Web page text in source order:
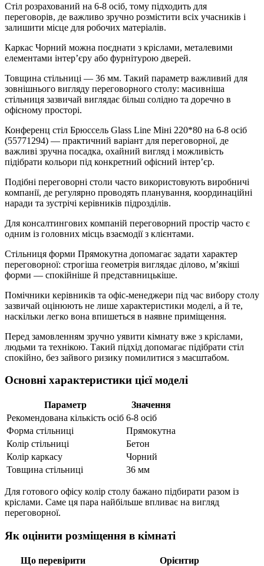
Стіл розрахований на 6-8 осіб, тому підходить для
переговорів, де важливо зручно розмістити всіх учасників і
залишити місце для робочих матеріалів.
Каркас Чорний можна поєднати з кріслами, металевими
елементами інтер’єру або фурнітурою дверей.
Товщина стільниці — 36 мм. Такий параметр важливий для
зовнішнього вигляду переговорного столу: масивніша
стільниця зазвичай виглядає більш солідно та доречно в
офісному просторі.
Конференц стіл Брюссель Glass Line Міні 220*80 на 6-8 осіб
(55771294) — практичний варіант для переговорної, де
важливі зручна посадка, охайний вигляд і можливість
підібрати кольори під конкретний офісний інтер’єр.
Подібні переговорні столи часто використовують виробничі
компанії, де регулярно проводять планування, координаційні
наради та зустрічі керівників підрозділів.
Для консалтингових компаній переговорний простір часто є
одним із головних місць взаємодії з клієнтами.
Стільниця форми Прямокутна допомагає задати характер
переговорної: строгіша геометрія виглядає ділово, м’якіші
форми — спокійніше й представницькіше.
Помічники керівників та офіс-менеджери під час вибору столу
зазвичай оцінюють не лише характеристики моделі, а й те,
наскільки легко вона впишеться в наявне приміщення.
Перед замовленням зручно уявити кімнату вже з кріслами,
людьми та технікою. Такий підхід допомагає підібрати стіл
спокійно, без зайвого ризику помилитися з масштабом.
Основні характеристики цієї моделі
Параметр
Значення
Рекомендована кількість осіб 6-8 осіб
Форма стільниці
Прямокутна
Колір стільниці
Бетон
Колір каркасу
Чорний
Товщина стільниці
36 мм
Для готового офісу колір столу бажано підбирати разом із
кріслами. Саме ця пара найбільше впливає на вигляд
переговорної.
Як оцінити розміщення в кімнаті
Що перевірити Орієнтир